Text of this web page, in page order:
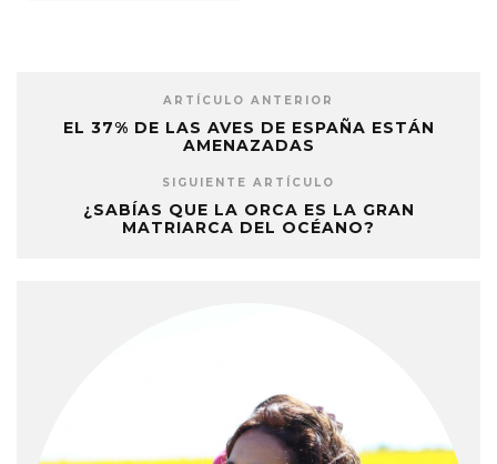
ARTÍCULO ANTERIOR
EL 37% DE LAS AVES DE ESPAÑA ESTÁN
AMENAZADAS
SIGUIENTE ARTÍCULO
¿SABÍAS QUE LA ORCA ES LA GRAN
MATRIARCA DEL OCÉANO?